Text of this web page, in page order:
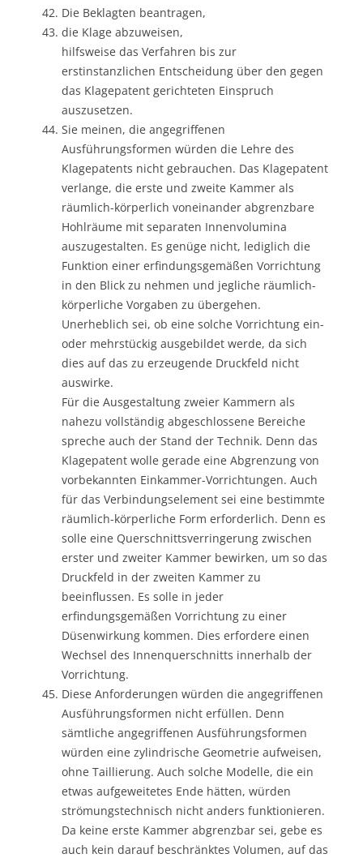
Die Beklagten beantragen,
die Klage abzuweisen,
hilfsweise das Verfahren bis zur
erstinstanzlichen Entscheidung über den gegen
das Klagepatent gerichteten Einspruch
auszusetzen.
Sie meinen, die angegriffenen
Ausführungsformen würden die Lehre des
Klagepatents nicht gebrauchen. Das Klagepatent
verlange, die erste und zweite Kammer als
räumlich-körperlich voneinander abgrenzbare
Hohlräume mit separaten Innenvolumina
auszugestalten. Es genüge nicht, lediglich die
Funktion einer erfindungsgemäßen Vorrichtung
in den Blick zu nehmen und jegliche räumlich-
körperliche Vorgaben zu übergehen.
Unerheblich sei, ob eine solche Vorrichtung ein-
oder mehrstückig ausgebildet werde, da sich
dies auf das zu erzeugende Druckfeld nicht
auswirke.
Für die Ausgestaltung zweier Kammern als
nahezu vollständig abgeschlossene Bereiche
spreche auch der Stand der Technik. Denn das
Klagepatent wolle gerade eine Abgrenzung von
vorbekannten Einkammer-Vorrichtungen. Auch
für das Verbindungselement sei eine bestimmte
räumlich-körperliche Form erforderlich. Denn es
solle eine Querschnittsverringerung zwischen
erster und zweiter Kammer bewirken, um so das
Druckfeld in der zweiten Kammer zu
beeinflussen. Es solle in jeder
erfindungsgemäßen Vorrichtung zu einer
Düsenwirkung kommen. Dies erfordere einen
Wechsel des Innenquerschnitts innerhalb der
Vorrichtung.
Diese Anforderungen würden die angegriffenen
Ausführungsformen nicht erfüllen. Denn
sämtliche angegriffenen Ausführungsformen
würden eine zylindrische Geometrie aufweisen,
ohne Taillierung. Auch solche Modelle, die ein
etwas aufgeweitetes Ende hätten, würden
strömungstechnisch nicht anders funktionieren.
Da keine erste Kammer abgrenzbar sei, gebe es
auch kein darauf beschränktes Volumen, auf das